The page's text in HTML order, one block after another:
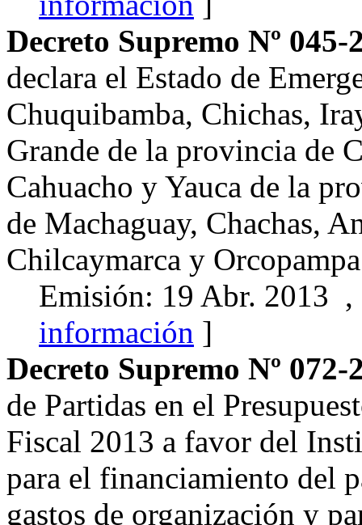
Decreto Supremo Nº
declara el Estado de
Chuquibamba, Chichas,
Grande de la provincia de
Cahuacho y Yauca de la
de Machaguay, Chachas,
Chilcaymarca y
Emisión: 19 Abr. 2013
información ]
Decreto Supremo Nº 072-
de Partidas en el
Fiscal 2013 a favor del
para el financiamiento del
gastos de organización y